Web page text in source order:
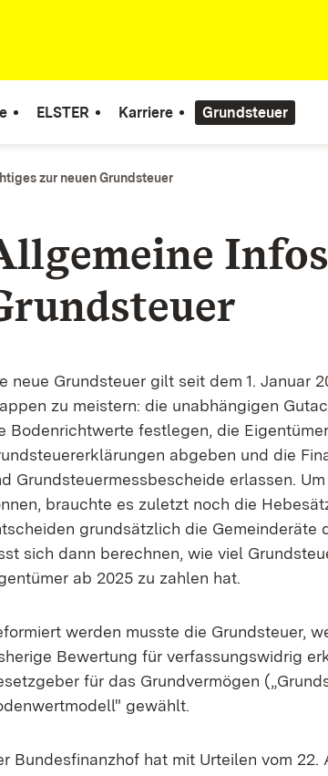
ELSTER Karriere Grundsteuer
zur neuen Grundsteuer
neue Grundsteuer gilt seit dem 1. Januar
zu meistern: die unabhängigen
Bodenrichtwerte festlegen, die
abgeben und die
Grundsteuermessbescheide erlassen.
brauchte es zuletzt noch die
grundsätzlich die Gemeinderäte
sich dann berechnen, wie viel
ab 2025 zu zahlen hat.
werden musste die Grundsteuer,
Bewertung für verfassungswidrig
für das Grundvermögen
gewählt.
Bundesfinanzhof hat mit Urteilen vom